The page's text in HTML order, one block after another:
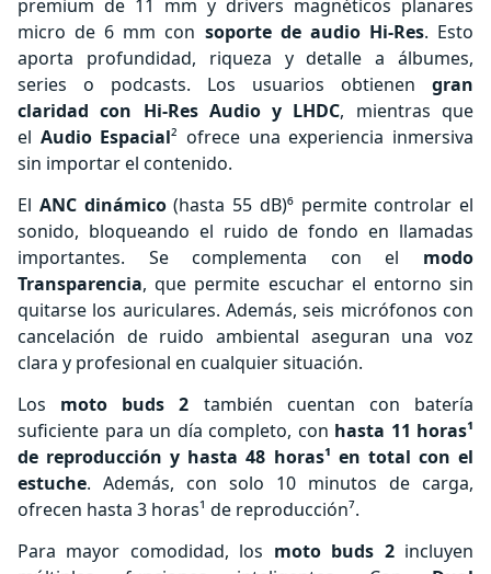
premium de 11 mm y drivers magnéticos planares
micro de 6 mm con soporte de audio Hi-Res. Esto
aporta profundidad, riqueza y detalle a álbumes,
series o podcasts. Los usuarios obtienen gran
claridad con Hi-Res Audio y LHDC, mientras que
el Audio Espacial² ofrece una experiencia inmersiva
sin importar el contenido.
El ANC dinámico(hasta 55 dB)⁶ permite controlar el
sonido, bloqueando el ruido de fondo en llamadas
importantes. Se complementa con el modo
Transparencia, que permite escuchar el entorno sin
quitarse los auriculares. Además, seis micrófonos con
cancelación de ruido ambiental aseguran una voz
clara y profesional en cualquier situación.
Los moto buds 2 también cuentan con batería
suficiente para un día completo, con hasta 11 horas¹
de reproducción y hasta 48 horas¹ en total con el
estuche. Además, con solo 10 minutos de carga,
ofrecen hasta 3 horas¹ de reproducción⁷.
Para mayor comodidad, los moto buds 2incluyen